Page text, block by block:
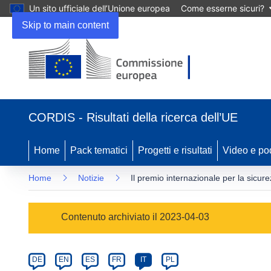
Skip to main content
Un sito ufficiale dell’Unione europea Come esserne sicuri?
in
nuova
finestra)
CORDIS - Risultati della ricerca dell’UE
Home Pack tematici Progetti e risultati Video e
Home Notizie Il premio internazionale per la
Category
Contenuto archiviato il 2023-04-03
Article
DE EN ES FR IT PL